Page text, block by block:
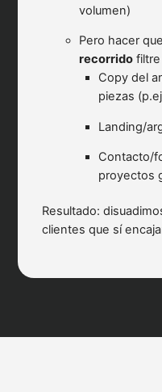
volumen)
Pero hacer
recorrido
Copy del
piezas
Landing/
Contacto/
proyectos
Resultado:
clientes que sí